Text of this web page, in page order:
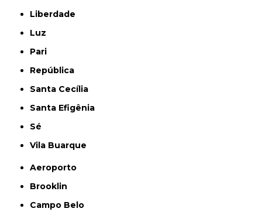
Liberdade
Luz
Pari
República
Santa Cecília
Santa Efigênia
Sé
Vila Buarque
Aeroporto
Brooklin
Campo Belo